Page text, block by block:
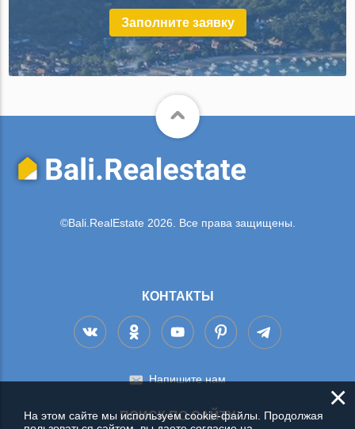
Заполните заявку
©Bali.RealEstate 2026. Все права защищены.
КОНТАКТЫ
Напишите нам
ПОИСК ПО САЙТУ
×
На этом сайте мы используем cookie-файлы. Продолжая